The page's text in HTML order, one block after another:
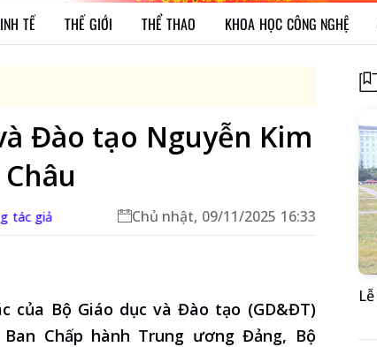
TẾ THẾ GIỚI THỂ THAO KHOA HỌC CÔNG NGHỆ
Đào tạo Nguyễn Kim
tác giả Chủ nhật, 09/11/2025 16:33
của Bộ Giáo dục và Đào tạo (GD&ĐT)
Chấp hành Trung ương Đảng, Bộ